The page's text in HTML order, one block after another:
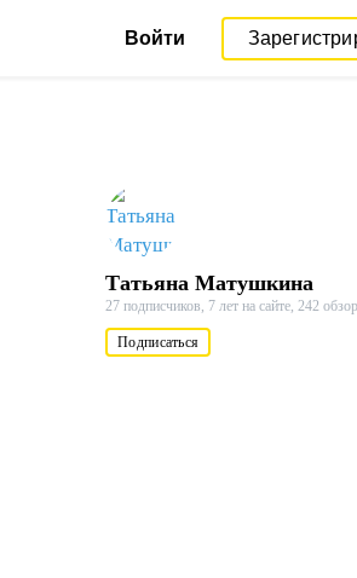
Войти
Татьяна Матушкина
27 подписчиков, 7 лет на сайте, 242
Подписаться